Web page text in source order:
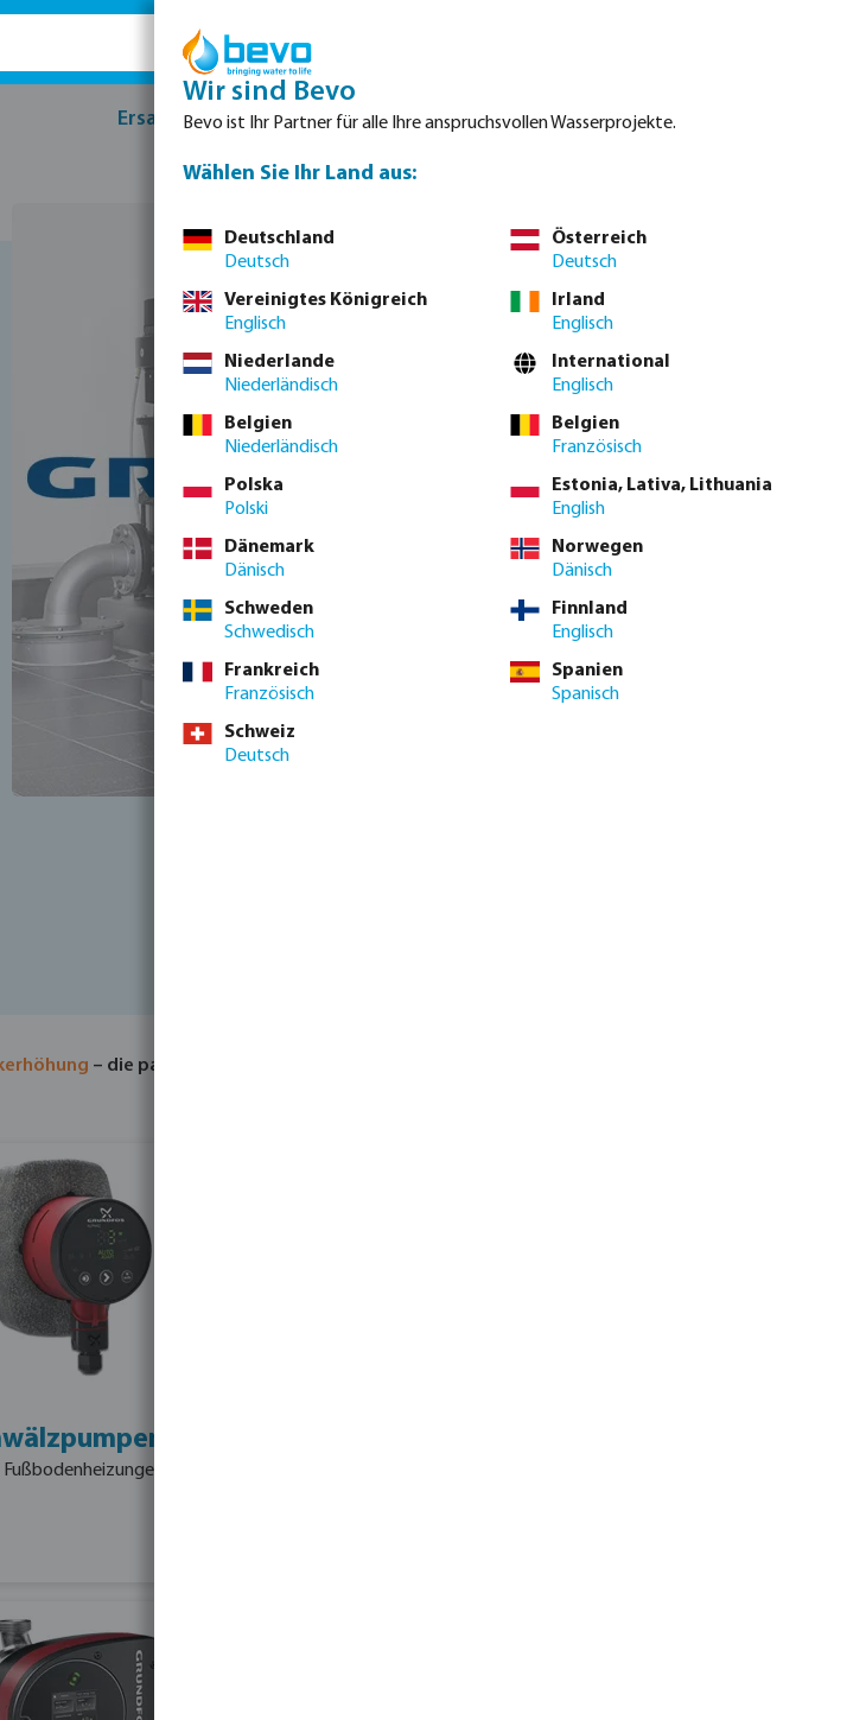
Ersatzteile Produktdatenblätter Waterpoints Service
– die passende Pumpe für
oder Heizkörper.
Wir sind Bevo
Bevo ist Ihr Partner für alle Ihre anspruchsvollen Wasserprojekte.
Wählen Sie Ihr Land aus:
Deutschland
Deutsch
Österreich
Deutsch
Vereinigtes Königreich
Englisch
Irland
Englisch
Niederlande
Niederländisch
International
Englisch
Belgien
Niederländisch
Belgien
Französisch
Polska
Polski
Estonia, Lativa, Lithuania
English
Dänemark
Dänisch
Norwegen
Dänisch
Schweden
Schwedisch
Finnland
Englisch
Frankreich
Französisch
Spanien
Spanisch
Schweiz
Deutsch